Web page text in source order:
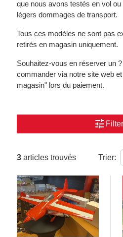
que nous avons testés en vol
légers dommages de transport.
Tous ces modèles ne sont pas
retirés en magasin uniquement.
Souhaitez-vous en réserver un
commander via notre site web
magasin" lors du paiement.
tune
3 articles trouvés Trier: